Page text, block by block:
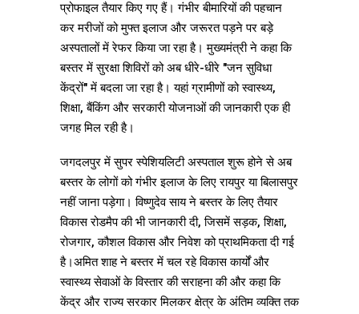
प्रोफाइल तैयार किए गए हैं। गंभीर बीमारियों की पहचान
कर मरीजों को मुफ्त इलाज और जरूरत पड़ने पर बड़े
अस्पतालों में रेफर किया जा रहा है। मुख्यमंत्री ने कहा कि
बस्तर में सुरक्षा शिविरों को अब धीरे-धीरे "जन सुविधा
केंद्रों" में बदला जा रहा है। यहां ग्रामीणों को स्वास्थ्य,
शिक्षा, बैंकिंग और सरकारी योजनाओं की जानकारी एक ही
जगह मिल रही है।
जगदलपुर में सुपर स्पेशियलिटी अस्पताल शुरू होने से अब
बस्तर के लोगों को गंभीर इलाज के लिए रायपुर या बिलासपुर
नहीं जाना पड़ेगा। विष्णुदेव साय ने बस्तर के लिए तैयार
विकास रोडमैप की भी जानकारी दी, जिसमें सड़क, शिक्षा,
रोजगार, कौशल विकास और निवेश को प्राथमिकता दी गई
है।अमित शाह ने बस्तर में चल रहे विकास कार्यों और
स्वास्थ्य सेवाओं के विस्तार की सराहना की और कहा कि
केंद्र और राज्य सरकार मिलकर क्षेत्र के अंतिम व्यक्ति तक